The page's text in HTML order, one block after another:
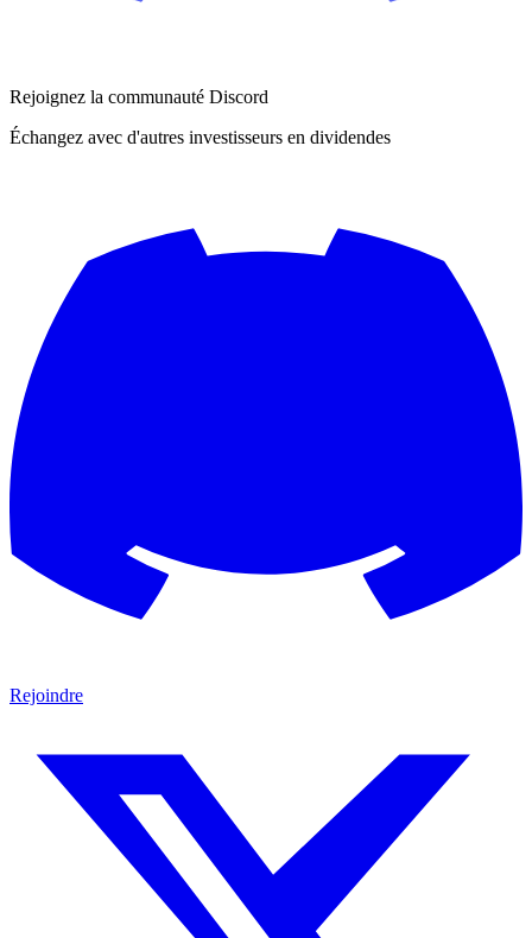
Rejoignez la communauté Discord
Échangez avec d'autres investisseurs en dividendes
Rejoindre